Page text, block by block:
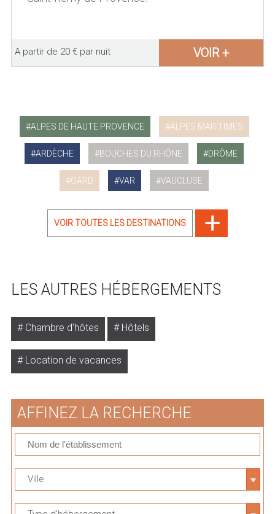
A partir de 20 € par nuit VOIR +
ALPES DE HAUTE PROVENCE ALPES MARITIMES
ARDÈCHE BOUCHES DU RHÔNE DRÔME
GARD VAR VAUCLUSE
VOIR TOUTES LES DESTINATIONS
LES AUTRES HÉBERGEMENTS
Chambre d'hôtes Hôtels
Location de vacances
AFFINEZ LA RECHERCHE
Ville